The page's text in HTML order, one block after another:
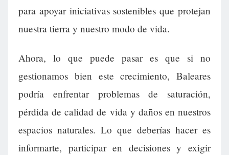
para apoyar iniciativas sostenibles que protejan
nuestra tierra y nuestro modo de vida.
Ahora, lo que puede pasar es que si no
gestionamos bien este crecimiento, Baleares
podría enfrentar problemas de saturación,
pérdida de calidad de vida y daños en nuestros
espacios naturales. Lo que deberías hacer es
informarte, participar en decisiones y exigir